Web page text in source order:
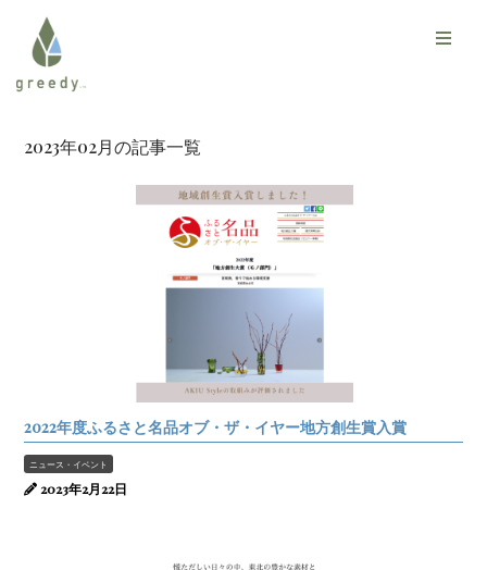
2023年02月の記事一覧
2022年度ふるさと名品オブ・ザ・イヤー地方創生賞入賞
ニュース・イベント
2023年2月22日